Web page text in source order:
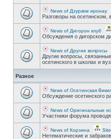
News of Дзурæм иронау
Разговоры на осетинском,
News of Дигорон клуб
Обсуждения о дигорском
News of Другие вопросы
Другие вопросы,
осетинского в школах и
Разное
News of Осетинская
Обсуждение осетинского
News of Оригинальные
Участники форума
News of Корзина
Нетематические и